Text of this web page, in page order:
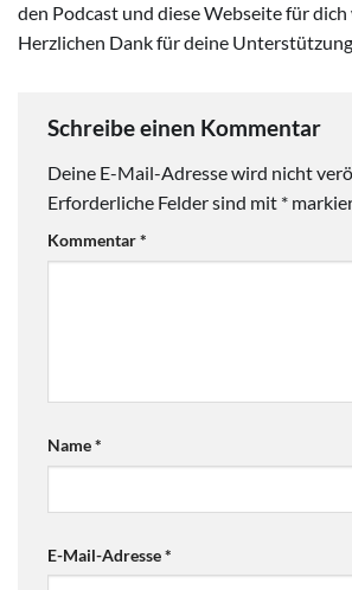
den Podcast und diese Webseite für
Herzlichen Dank für deine
Schreibe einen Kommentar
Deine E-Mail-Adresse wird nicht
Erforderliche Felder sind mit *
Kommentar*
Name*
E-Mail-Adresse*